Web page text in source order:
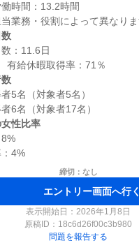
時間：13.2時間
：11.6日
5名（対象者5名）
性比率
締切：なし
エントリー画面へ行く
表示開始日：2026年1月8日
原稿ID： 18c6d26f00c3b980
問題を報告する